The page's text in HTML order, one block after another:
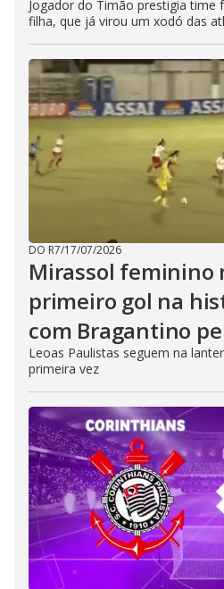
Jogador do Timão prestigia time
filha, que já virou um xodó das
DO R7/17/07/2026
Mirassol feminino
primeiro gol na
com Bragantino
Leoas Paulistas seguem na
primeira vez